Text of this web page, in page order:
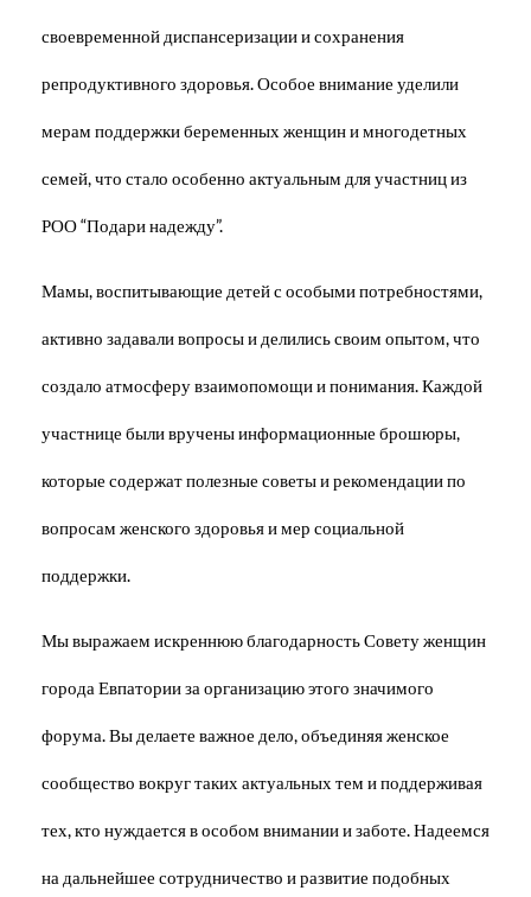
своевременной диспансеризации и сохранения
репродуктивного здоровья. Особое внимание уделили
мерам поддержки беременных женщин и многодетных
семей, что стало особенно актуальным для участниц из
РОО “Подари надежду”.
Мамы, воспитывающие детей с особыми потребностями,
активно задавали вопросы и делились своим опытом, что
создало атмосферу взаимопомощи и понимания. Каждой
участнице были вручены информационные брошюры,
которые содержат полезные советы и рекомендации по
вопросам женского здоровья и мер социальной
поддержки.
Мы выражаем искреннюю благодарность Совету женщин
города Евпатории за организацию этого значимого
форума. Вы делаете важное дело, объединяя женское
сообщество вокруг таких актуальных тем и поддерживая
тех, кто нуждается в особом внимании и заботе. Надеемся
на дальнейшее сотрудничество и развитие подобных